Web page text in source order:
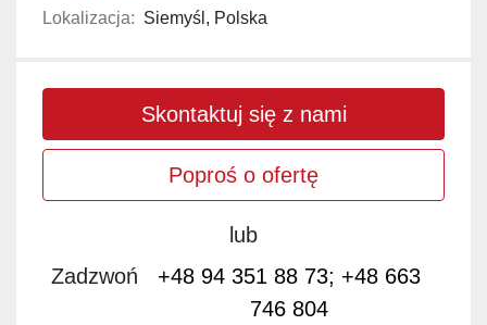
Lokalizacja: Siemyśl, Polska
Skontaktuj się z nami
Poproś o ofertę
lub
Zadzwoń
+48 94 351 88 73; +48 663
746 804